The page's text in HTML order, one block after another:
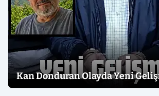
Kan Donduran Olayda Yeni